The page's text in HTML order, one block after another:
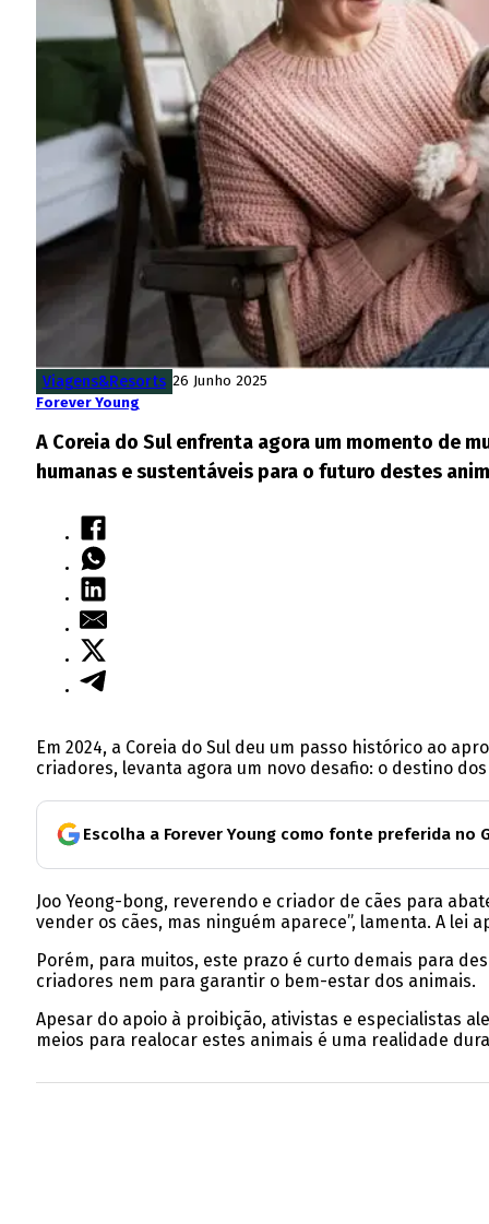
Viagens&Resorts 26 Junho 2025
Forever Young
A Coreia do Sul enfrenta agora um momento de
humanas e sustentáveis para o futuro destes
Em 2024, a Coreia do Sul deu um passo histórico ao
criadores, levanta agora um novo desafio: o destino
Escolha a Forever Young como fonte preferida no
Joo Yeong-bong, reverendo e criador de cães para
vender os cães, mas ninguém aparece”, lamenta. A lei
Porém, para muitos, este prazo é curto demais para
criadores nem para garantir o bem-estar dos animais.
Apesar do apoio à proibição, ativistas e especialistas
meios para realocar estes animais é uma realidade